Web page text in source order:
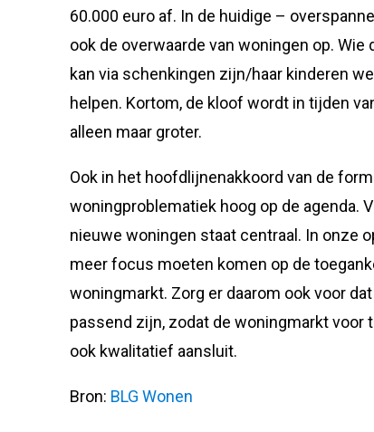
60.000 euro af. In de huidige –
ook de overwaarde van woningen op. Wie
kan via schenkingen zijn/haar kinderen
helpen. Kortom, de kloof wordt in tijden
alleen maar groter.
Ook in het hoofdlijnenakkoord van de
woningproblematiek hoog op de agenda.
nieuwe woningen staat centraal. In onze
meer focus moeten komen op de
woningmarkt. Zorg er daarom ook voor
passend zijn, zodat de woningmarkt voor
ook kwalitatief aansluit.
Bron: BLG Wonen